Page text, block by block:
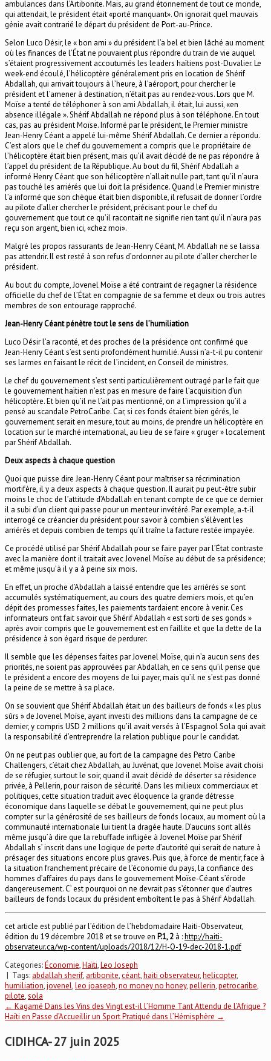
ambulances dans l’Artibonite. Mais, au grand étonnement de tout ce monde,
qui attendait, le président était «porté manquant». On ignorait quel mauvais
génie avait contrarié le départ du président de Port-au-Prince.
Selon Luco Désir, le « bon ami » du président l’a bel et bien lâché au moment
où les finances de l’État ne pouvaient plus répondre du train de vie auquel
s’étaient progressivement accoutumés les leaders haïtiens post-Duvalier. Le
week-end écoulé, l’hélicoptère généralement pris en location de Shérif
Abdallah, qui arrivait toujours à l’heure, à l’aéroport, pour chercher le
président et l’amener à destination, n’était pas au rendez-vous. Lors que M.
Moïse a tenté de téléphoner à son ami Abdallah, il était, lui aussi, «en
absence illégale ». Shérif Abdallah ne répond plus à son téléphone. En tout
cas, pas au président Moïse. Informé par le président, le Premier ministre
Jean-Henry Céant a appelé lui-même Shérif Abdallah. Ce dernier a répondu.
C’est alors que le chef du gouvernement a compris que le propriétaire de
l’hélicoptère était bien présent, mais qu’il avait décidé de ne pas répondre à
l’appel du président de la République. Au bout du fil, Shérif Abdallah a
informé Henry Céant que son hélicoptère n’allait nulle part, tant qu’il n’aura
pas touché les arriérés que lui doit la présidence. Quand le Premier ministre
l’a informé que son chèque était bien disponible, il refusait de donner l’ordre
au pilote d’aller chercher le président, précisant pour le chef du
gouvernement que tout ce qu’il racontait ne signifie rien tant qu’il n’aura pas
reçu son argent, bien ici, «chez moi».
Malgré les propos rassurants de Jean-Henry Céant, M. Abdallah ne se laissa
pas attendrir. Il est resté à son refus d’ordonner au pilote d’aller chercher le
président.
Au bout du compte, Jovenel Moïse a été contraint de regagner la résidence
officielle du chef de l’État en compagnie de sa femme et deux ou trois autres
membres de son entourage rapproché.
Jean-Henry Céant pénètre tout le sens de l’humiliation
Luco Désir l’a raconté, et des proches de la présidence ont confirmé que
Jean-Henry Céant s’est senti profondément humilié. Aussi n’a-t-il pu contenir
ses larmes en faisant le récit de l’incident, en Conseil de ministres.
Le chef du gouvernement s’est senti particulièrement outragé par le fait que
le gouvernement haïtien n’est pas en mesure de faire l’acquisition d’un
hélicoptère. Et bien qu’il ne l’ait pas mentionné, on a l’impression qu’il a
pensé au scandale PetroCaribe. Car, si ces fonds étaient bien gérés, le
gouvernement serait en mesure, tout au moins, de prendre un hélicoptère en
location sur le marché international, au lieu de se faire « gruger » localement
par Shérif Abdallah.
Deux aspects à chaque question
Quoi que puisse dire Jean-Henry Céant pour maîtriser sa récrimination
mortifère, il y a deux aspects à chaque question. Il aurait pu peut-être subir
moins le choc de l’attitude d’Abdallah en tenant compte de ce que ce dernier
il a subi d’un client qui passe pour un menteur invétéré. Par exemple, a-t-il
interrogé ce créancier du président pour savoir à combien s’élèvent les
arriérés et depuis combien de temps qu’il traîne la facture restée impayée.
Ce procédé utilisé par Shérif Abdallah pour se faire payer par l’État contraste
avec la manière dont il traitait avec Jovenel Moïse au début de sa présidence;
et même jusqu’à il y a à peine six mois.
En effet, un proche d’Abdallah a laissé entendre que les arriérés se sont
accumulés systématiquement, au cours des quatre derniers mois, et qu’en
dépit des promesses faites, les paiements tardaient encore à venir. Ces
informateurs ont fait savoir que Shérif Abdallah « est sorti de ses gonds »
après avoir compris que le gouvernement est en faillite et que la dette de la
présidence à son égard risque de perdurer.
Il semble que les dépenses faites par Jovenel Moïse, qui n’a aucun sens des
priorités, ne soient pas approuvées par Abdallah, en ce sens qu’il pense que
le président a encore des moyens de lui payer, mais qu’il ne s’est pas donné
la peine de se mettre à sa place.
On se souvient que Shérif Abdallah était un des bailleurs de fonds « les plus
sûrs » de Jovenel Moïse, ayant investi des millions dans la campagne de ce
dernier, y compris USD 2 millions qu’il avait versés à l’Espagnol Sola qui avait
la responsabilité d’entreprendre la relation publique pour le candidat.
On ne peut pas oublier que, au fort de la campagne des Petro Caribe
Challengers, c’était chez Abdallah, au Juvénat, que Jovenel Moïse avait choisi
de se réfugier, surtout le soir, quand il avait décidé de déserter sa résidence
privée, à Pellerin, pour raison de sécurité. Dans les milieux commerciaux et
politiques, cette situation traduit avec éloquence la grande détresse
économique dans laquelle se débat le gouvernement, qui ne peut plus
compter sur la générosité de ses bailleurs de fonds locaux, au moment où la
communauté internationale lui tient la dragée haute. D’aucuns sont allés
même jusqu’à dire que la rebuffade infligée à Jovenel Moïse par Shérif
Abdallah s’ inscrit dans une logique de perte d’autorité qui serait de nature à
présager des situations encore plus graves. Puis que, à force de mentir, face à
la situation franchement précaire de l’économie du pays, la confiance des
hommes d’affaires du pays dans le gouvernement Moïse-Céant s’érode
dangereusement. C’ est pourquoi on ne devrait pas s’étonner que d’autres
bailleurs de fonds locaux du président emboîtent le pas à Shérif Abdallah.
cet article est publié par l’édition de l’hebdomadaire Haiti-Observateur,
édition du 19 décembre 2018 et se trouve en P.1, 2 à :http://haiti-
observateur.ca/wp-content/uploads/2018/12/H-O-19-dec-2018-1.pdf
Categories:Économie,Haïti,Leo Joseph
| Tags: abdallah sherif, artibonite,céant,haiti observateur,helicopter,
humiliation,jovenel,leo joaseph,no money no honey,pellerin,petrocaribe,
pilote,sola
Post
navigation
← Kagamé Dans les Vins des Vingt est-il l’Homme Tant Attendu de l’Afrique ?
Haïti en Passe d’Accueillir un Sport Pratiqué dans l’Hémisphère →
CIDIHCA- 27 juin 2025